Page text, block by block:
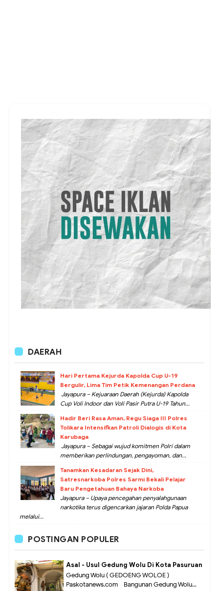
DAERAH
Hari Pertama Kejurda Kapolda Cup U-19
Bergulir, Lima Tim Petik Kemenangan Perdana
Jayapura – Kejuaraan Daerah (Kejurda) Kapolda
Cup Voli Indoor dan Voli Pasir Putra U-19 Tahun...
Hadir Beri Rasa Aman, Regu Siaga III Polres
Tolikara Intensifkan Patroli Dialogis di Kota
Karubaga
Jayapura – Sebagai wujud komitmen Polri dalam
memberikan perlindungan, pengayoman, dan...
Tanamkan Kesadaran Sejak Dini,
Satresnarkoba Polres Sarmi Bekali Pelajar
Baru Pengetahuan Bahaya Narkoba
Jayapura – Upaya pencegahan penyalahgunaan
narkotika terus digencarkan jajaran Polda Papua
melalui...
POSTINGAN POPULER
Asal - Usul Gedung Wolu Di Kota Pasuruan
Gedung Wolu ( GEDOENG WOLOE )
Paskotanews.com - Bangunan Gedung Wolu...